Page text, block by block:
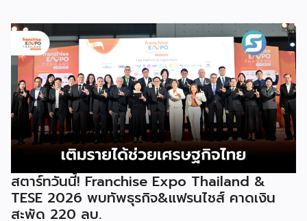
2026 ให้แก่ผู้ประกอบธุรกิจแฟรนไชส์ที่อยู่ในการส่งเสริมสนับสนุน
ของกรมฯ นายพูนพงษ์ นัยนาภากรณ์ อธิบดีกรมพัฒนาธุรกิจ
การค้า กระทรวงพาณิชย์ เปิดเผยภายหลังเป็นประธานเปิดงาน
“งานแฟรนไชส์ เอ็กซ์โป ไทยแลนด์ บาย สมาร์ท เอสเอ็มอี เอ็กซ์
โป (Franchise Expo Thailand by Smart SME Expo)” ซึ่ง
เป็นงานแสดงธุรกิจแฟรนไชส์ชั้นนำที่จัดขึ้นโดย บริษัท พีเอ็มจี
คอร์ปอเรชัน จำกัด เพื่อยกระดับศักยภาพของผู้ประกอบการและ
เจ้าของธุรกิจที่ต้องการขยายกิจการผ่านระบบแฟรนไชส์ […]
สตาร์ทวันนี้! Franchise Expo Thailand &
TESE 2026 พบทัพธุรกิจ&แฟรนไชส์ คาดเงิน
สะพัด 220 ลบ.